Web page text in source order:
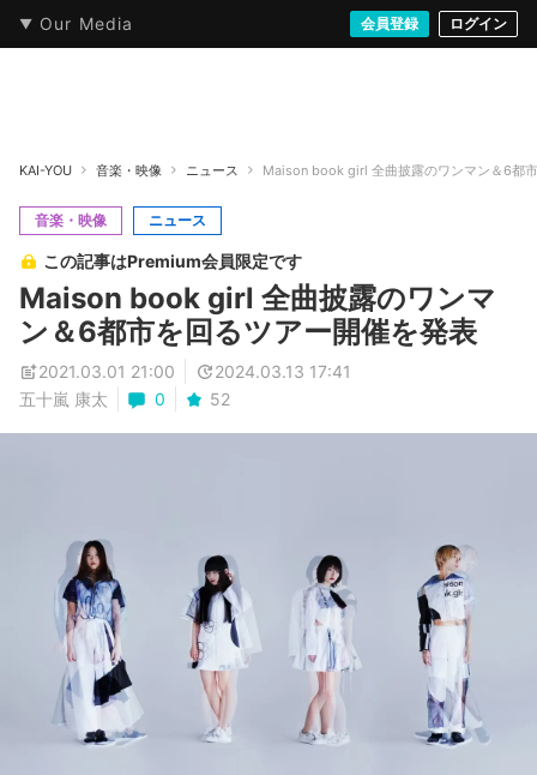
Our Media 会員登録 ログイン
本・文芸 情報化社会 音楽・映像 ゲームストリート
KAI-YOU 音楽・映像 ニュース Maison book girl 全曲披露のワンマン＆6都
音楽・映像 ニュース
この記事はPremium会員限定です
Maison book girl 全曲披露のワンマ
ン＆6都市を回るツアー開催を発表
2021.03.01 21:00
2024.03.13 17:41
五十嵐 康太
0 52